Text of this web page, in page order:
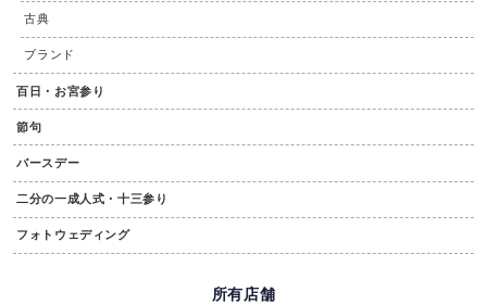
古典
ブランド
百日・お宮参り
節句
バースデー
二分の一成人式・十三参り
フォトウェディング
所有店舗